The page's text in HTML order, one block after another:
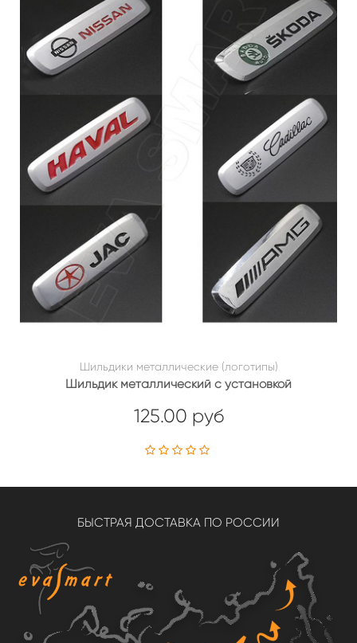
Шильдики металлические (логотипы)
Шильдик металлический с установкой
125.00 руб
БЫСТРАЯ ДОСТАВКА ПО РОССИИ